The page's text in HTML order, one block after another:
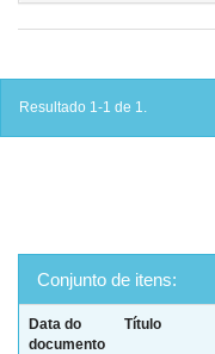
Resultado 1-1 de 1.
Conjunto de itens:
Data do
documento
Título